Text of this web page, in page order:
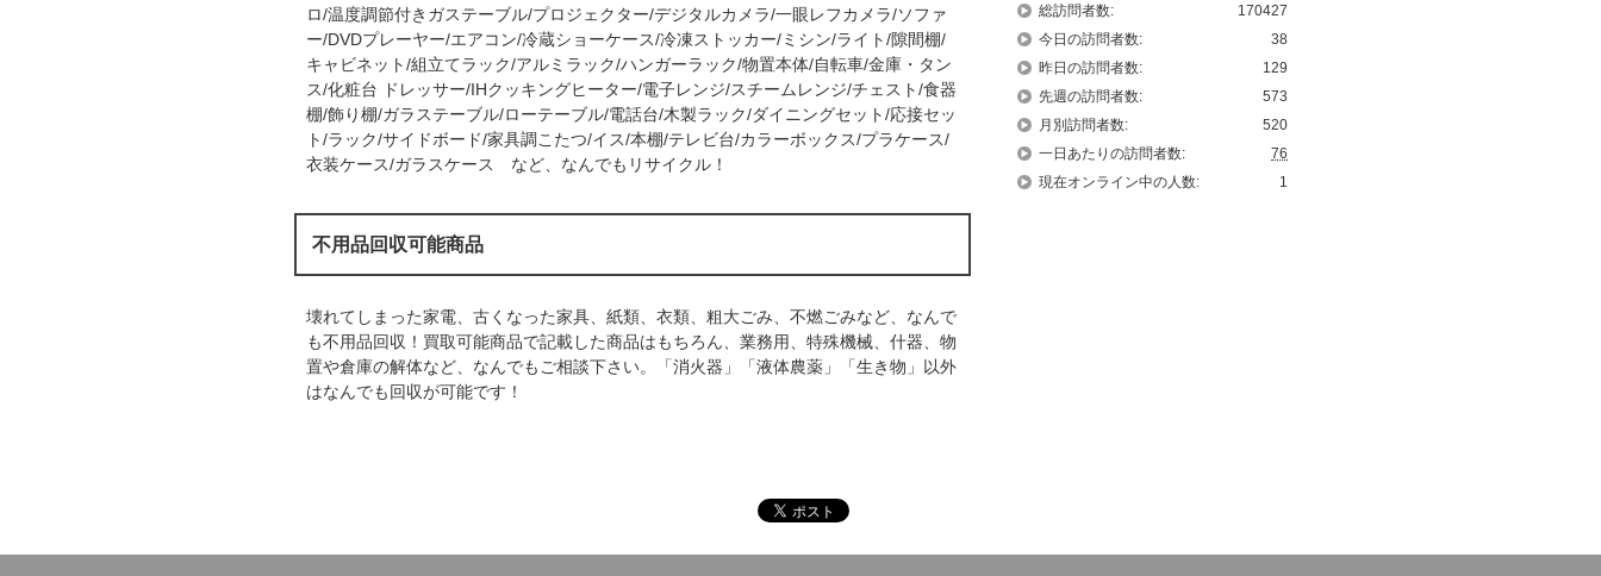
ロ/温度調節付きガステーブル/プロジェクター/デジタルカメラ/一眼レフカメラ/ソファ
ー/DVDプレーヤー/エアコン/冷蔵ショーケース/冷凍ストッカー/ミシン/ライト/隙間棚/
キャビネット/組立てラック/アルミラック/ハンガーラック/物置本体/自転車/金庫・タン
ス/化粧台 ドレッサー/IHクッキングヒーター/電子レンジ/スチームレンジ/チェスト/食器
棚/飾り棚/ガラステーブル/ローテーブル/電話台/木製ラック/ダイニングセット/応接セッ
ト/ラック/サイドボード/家具調こたつ/イス/本棚/テレビ台/カラーボックス/プラケース/
衣装ケース/ガラスケース など、なんでもリサイクル！
不用品回収可能商品
壊れてしまった家電、古くなった家具、紙類、衣類、粗大ごみ、不燃ごみなど、なんで
も不用品回収！買取可能商品で記載した商品はもちろん、業務用、特殊機械、什器、物
置や倉庫の解体など、なんでもご相談下さい。「消火器」「液体農薬」「生き物」以外
はなんでも回収が可能です！
170427
総訪問者数:
38
今日の訪問者数:
129
昨日の訪問者数:
573
先週の訪問者数:
520
月別訪問者数:
76
一日あたりの訪問者数:
1
現在オンライン中の人数: